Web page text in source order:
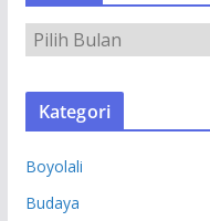
R
S
Kategori
Boyolali
Budaya